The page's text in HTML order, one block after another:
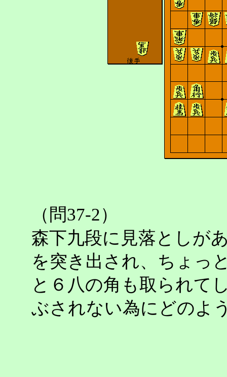
（問37-2）
森下九段に見落としが
を突き出され、ちょっ
と６八の角も取られて
ぶされない為にどのよ